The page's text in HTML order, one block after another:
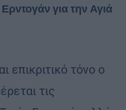
για την Αγιά
επικριτικό τόνο ο
τις